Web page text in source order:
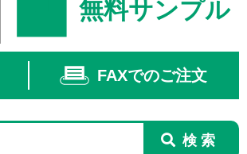
無料サンプル
FAXでのご注文